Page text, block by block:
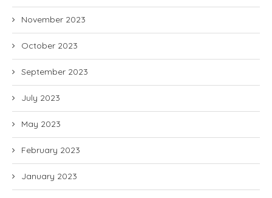
November 2023
October 2023
September 2023
July 2023
May 2023
February 2023
January 2023